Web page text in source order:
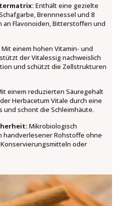
Enthält eine gezielte
Brennnessel und 8
an Flavonoiden, Bitterstoffen und
Mit einem hohen Vitamin- und
der Vitalessig nachweislich
und schützt die Zellstrukturen
einem reduzierten Säuregehalt
Herbacetum Vitale durch eine
und schont die Schleimhäute.
Mikrobiologisch
handverlesener Rohstoffe ohne
oder